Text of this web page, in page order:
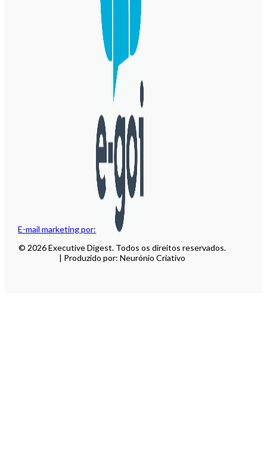
E-mail marketing por:
© 2026 Executive Digest. Todos os direitos reservados.
| Produzido por: Neurónio Criativo